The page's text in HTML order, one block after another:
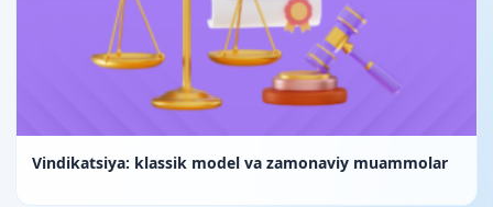
Vindikatsiya: klassik model va zamonaviy muammolar